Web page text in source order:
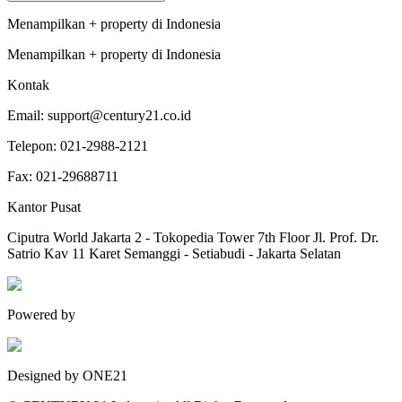
Menampilkan + property di Indonesia
Menampilkan + property di Indonesia
Kontak
Email: support@century21.co.id
Telepon: 021-2988-2121
Fax: 021-29688711
Kantor Pusat
Ciputra World Jakarta 2 - Tokopedia Tower 7th Floor Jl. Prof. Dr.
Satrio Kav 11 Karet Semanggi - Setiabudi - Jakarta Selatan
Powered by
Designed by ONE21